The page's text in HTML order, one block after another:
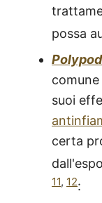
possa
suoi
certa
11, 12: